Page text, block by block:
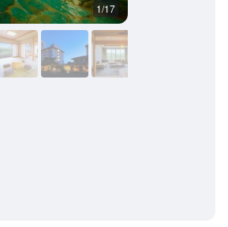
1/17